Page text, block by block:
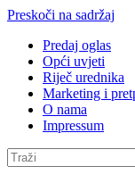
Preskoči na sadržaj
Predaj oglas
Opći uvjeti
Riječ urednika
Marketing i
O nama
Impressum